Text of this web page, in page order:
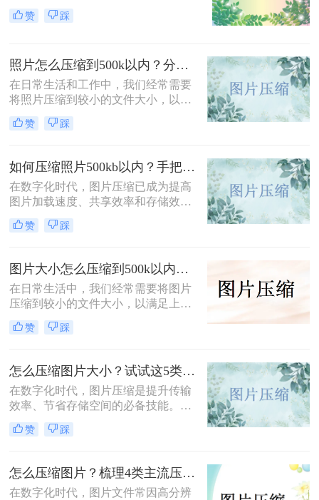
空间，还是为了加快网页加载速度，
压缩图片都是一个非常实用的技能。
赞 踩
照片怎么压缩到500k以内？分享三种实用方法！
在日常生活和工作中，我们经常需要
将照片压缩到较小的文件大小，以满
足上传、发送或存储的需求。那么照
片怎么压缩到500k以内呢？本文将介
方法。
赞 踩
如何压缩照片500kb以内？手把手教你4个压缩方法！
在数字化时代，图片压缩已成为提高
图片加载速度、共享效率和存储效率
的重要手段。无论是个人用户还是企
业用户，都经常需要将照片压缩到特
压缩照片500kb以内呢？本文将介绍
四种将照片压缩到500KB以内的方
法。
赞 踩
图片大小怎么压缩到500k以内？分享四种常用压缩方法！
在日常生活中，我们经常需要将图片
压缩到较小的文件大小，以满足上
传、发送或存储的需求那么图片大小
怎么压缩到500k以内呢？本文将介绍
法。
赞 踩
怎么压缩图片大小？试试这5类主流压缩方法！
在数字化时代，图片压缩是提升传输
效率、节省存储空间的必备技能。那
么怎么压缩图片大小呢？本文系统梳
理了 5 类主流压缩方法，助你高效平
赞 踩
怎么压缩图片？梳理4类主流压缩方法！
在数字化时代，图片文件常因高分辨